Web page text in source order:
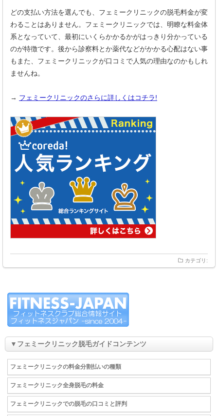
どの支払い方法を選んでも、フェミークリニックの脱毛料金が変
わることはありません。フェミークリニックでは、明瞭な料金体
系となっていて、最初にいくらかかるかがはっきり分かっている
のが特徴です。後から診察料とか薬代などがかかる心配はない事
もまた、フェミークリニックが口コミで人気の理由なのかもしれ
ませんね。
→ フェミークリニックのさらに詳しくはコチラ!
カテゴリ:
▼フェミークリニック脱毛ガイドコンテンツ
フェミークリニックの料金分割払いの種類
フェミークリニック全身脱毛の料金
フェミークリニックでの脱毛の口コミと評判